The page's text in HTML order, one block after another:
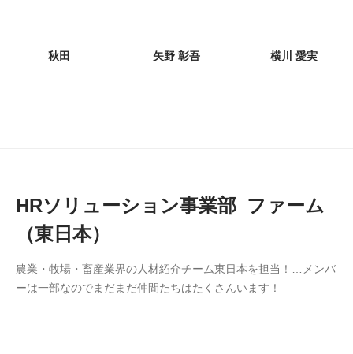
秋田 矢野 彰吾 横川 愛実
HRソリューション事業部_ファーム
（東日本）
農業・牧場・畜産業界の人材紹介チーム東日本を担当！…メンバ
ーは一部なのでまだまだ仲間たちはたくさんいます！